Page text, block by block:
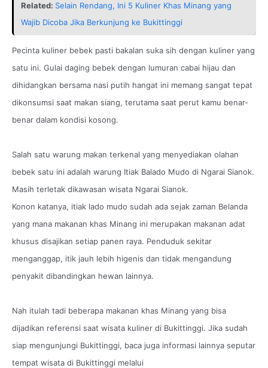
Related: Selain Rendang, Ini 5 Kuliner Khas Minang yang
Wajib Dicoba Jika Berkunjung ke Bukittinggi
Pecinta kuliner bebek pasti bakalan suka sih dengan kuliner yang
satu ini. Gulai daging bebek dengan lumuran cabai hijau dan
dihidangkan bersama nasi putih hangat ini memang sangat tepat
dikonsumsi saat makan siang, terutama saat perut kamu benar-
benar dalam kondisi kosong.
Salah satu warung makan terkenal yang menyediakan olahan
bebek satu ini adalah warung Itiak Balado Mudo di Ngarai Sianok.
Masih terletak dikawasan wisata Ngarai Sianok.
Konon katanya, itiak lado mudo sudah ada sejak zaman Belanda
yang mana makanan khas Minang ini merupakan makanan adat
khusus disajikan setiap panen raya. Penduduk sekitar
menganggap, itik jauh lebih higenis dan tidak mengandung
penyakit dibandingkan hewan lainnya.
Nah itulah tadi beberapa makanan khas Minang yang bisa
dijadikan referensi saat wisata kuliner di Bukittinggi. Jika sudah
siap mengunjungi Bukittinggi, baca juga informasi lainnya seputar
tempat wisata di Bukittinggi melalui